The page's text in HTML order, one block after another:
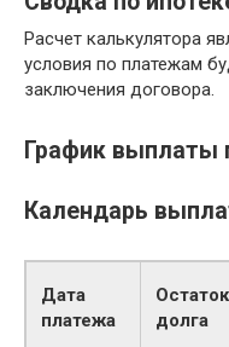
Расчет калькулятора
условия по платежам
заключения договора.
График выплаты
Календарь
Дата
платежа
Остаток
долга